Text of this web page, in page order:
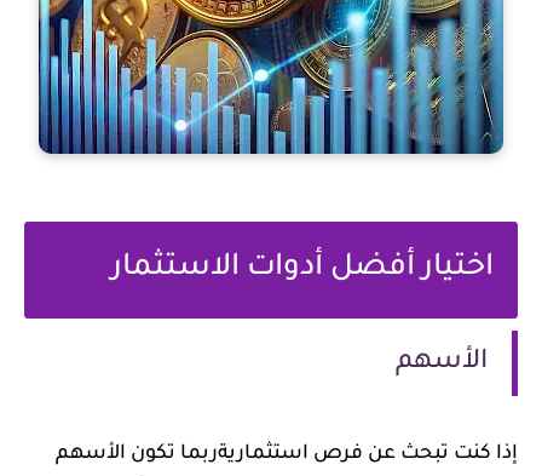
اختيار أفضل أدوات الاستثمار
الأسهم
إذا كنت تبحث عن فرص استثماريةربما تكون الأسهم